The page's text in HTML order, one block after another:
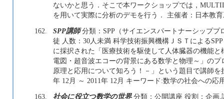
ないかと思う．そこで本ワークショップでは，
を用いて実際に分析のデモを行う． 主催者：日本教
162.
SPP講師分類：SPP（サイエンスパートナーシップ
徒 人数：30人未満 科学技術振興機構ＪＳＴによる
に採択された「医療技術を駆使して人体臓器の機能
電図・超音波エコーの背景にある数学と物理～」の
原理と 応用について知ろう！－」という題目で講師
年 12月 ～ 2011年 12月 キーワード:数学の社会への応
163.
社会に役立つ数学の世界分類：公開講座 役割：企画,